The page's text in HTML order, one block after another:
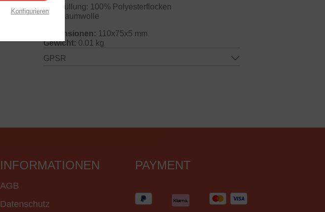
Füllung: 100% Polyesterflocken
Baumwolle
Dimensionen: 110x75x5 mm
Gewicht: 0.01 kg
GPSR
INFORMATIONEN
AGB
Datenschutz
PAYMENT
Konfigurieren